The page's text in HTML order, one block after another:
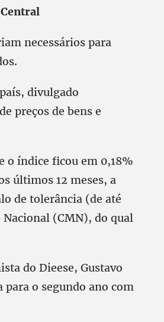
necessários para
divulgado
preços de bens e
o índice ficou em 0,18%
últimos 12 meses, a
de tolerância (de até
(CMN), do qual
do Dieese, Gustavo
para o segundo ano com